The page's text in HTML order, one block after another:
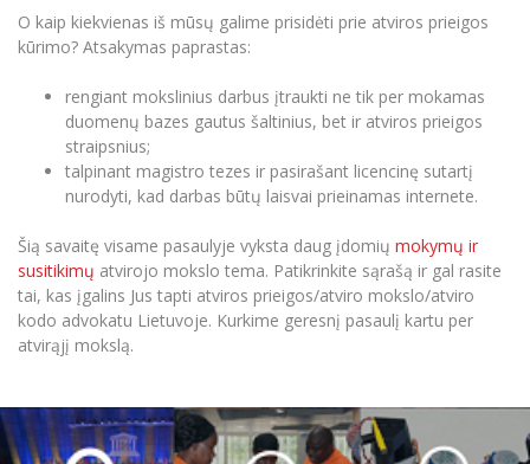
Bendruomenės gerovė
Darbuotojų kvalifikacijos kėlimas
Intranetas
eDVS
Microsoft Office 365
MRU mobilios programėlės
Pagalbos sistema
Profesinė sąjunga
Kontaktų paieška
O kaip kiekvienas iš mūsų galime prisidėti prie atviros prieigos
kūrimo? Atsakymas paprastas:
rengiant mokslinius darbus įtraukti ne tik per mokamas
duomenų bazes gautus šaltinius, bet ir atviros prieigos
straipsnius;
talpinant magistro tezes ir pasirašant licencinę sutartį
nurodyti, kad darbas būtų laisvai prieinamas internete.
Šią savaitę visame pasaulyje vyksta daug įdomių mokymų ir
susitikimų atvirojo mokslo tema. Patikrinkite sąrašą ir gal rasite
tai, kas įgalins Jus tapti atviros prieigos/atviro mokslo/atviro
kodo advokatu Lietuvoje. Kurkime geresnį pasaulį kartu per
atvirąjį mokslą.